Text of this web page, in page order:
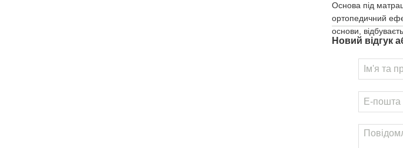
Основа під
ортопедичний
основи,
Новий відгук